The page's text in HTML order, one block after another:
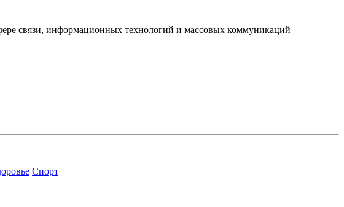
связи, информационных технологий и массовых коммуникаций
Спорт